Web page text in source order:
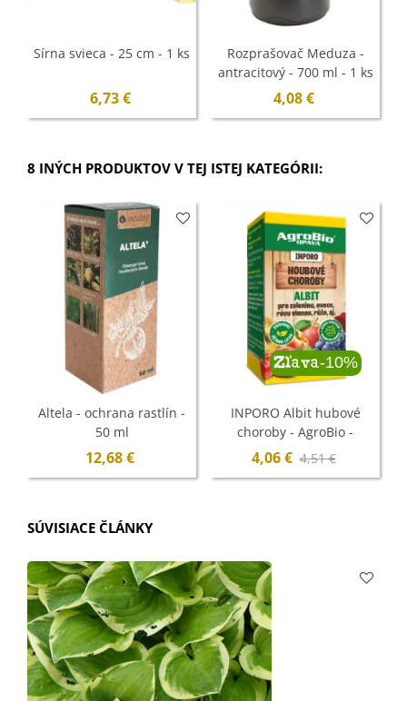
Sírna svieca - 25 cm - 1 ks
6,73 €
Rozprašovač Meduza -
antracitový - 700 ml - 1 ks
4,08 €
8 INÝCH PRODUKTOV V TEJ ISTEJ KATEGÓRII:
Altela - ochrana rastlín -
50 ml
12,68 €
Zľava-10%
INPORO Albit hubové
choroby - AgroBio -
ochrana rastlín - 5 ml
4,06 € 4,51 €
SÚVISIACE ČLÁNKY